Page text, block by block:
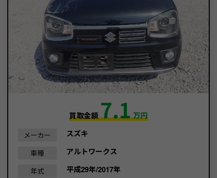
買取金額7.1万円
メーカー スズキ
車種 アルトワークス
年式 平成29年/2017年